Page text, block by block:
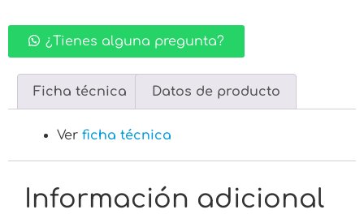
¿Tienes alguna pregunta?
Ficha técnica Datos de producto
Ver ficha técnica
Información adicional